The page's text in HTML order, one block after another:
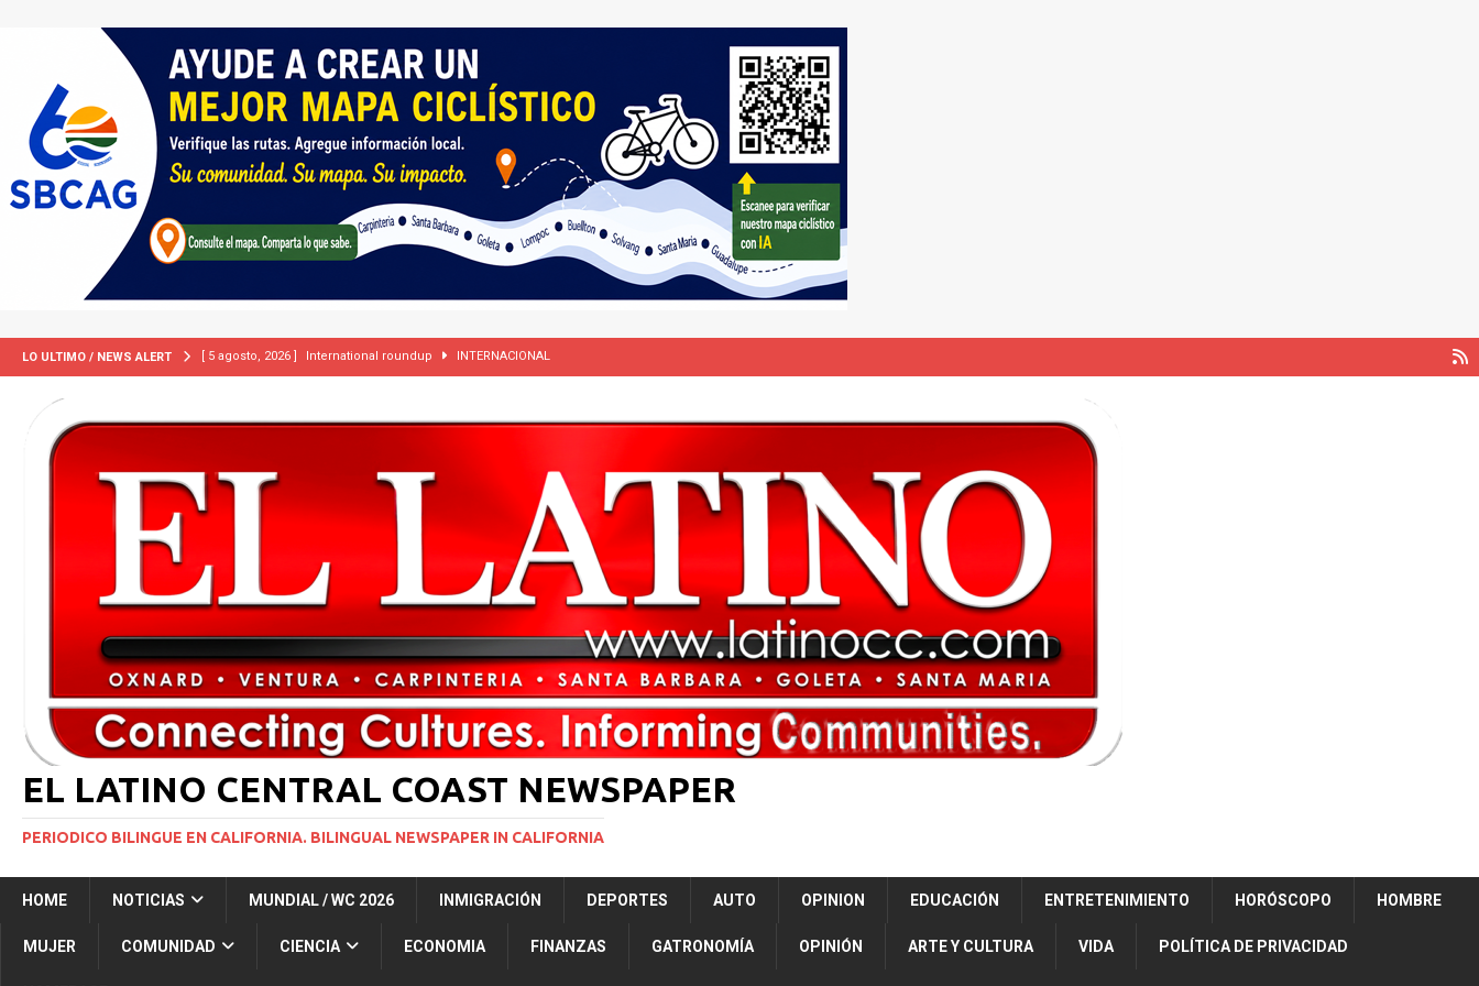
LO ULTIMO / NEWS ALERT [ 5 agosto, 2026 ] International roundup INTERNACIONAL
[ 2 julio, 2024 ] Colombia apaga el ‘efecto Vini’. Brasil 1 – Colombia 1 DEPORTE
Corte Suprema levanta suspensión a ley de Texas que permite a la policía detener a migrantes
INMIGRACIÓN
Potente tormenta invernal desatará la mayor nevada en lo que va del año en California NACIONALES
[ 6 agosto, 2026 ] Trump firma dos medidas ejecutivas para restringir la ciudadanía por nacimiento y el “turismo de parto”
[ 5 agosto, 2026 ] Resumen internacional INTERNACIONAL
EL LATINO CENTRAL COAST NEWSPAPER
PERIODICO BILINGUE EN CALIFORNIA. BILINGUAL NEWSPAPER IN CALIFORNIA
HOME NOTICIAS MUNDIAL / WC 2026 INMIGRACIÓN DEPORTES AUTO OPINION EDUCACIÓN ENTRETENIMIENTO HORÓSCOPO HOMBRE
MUJER COMUNIDAD CIENCIA ECONOMIA FINANZAS GATRONOMÍA OPINIÓN ARTE Y CULTURA VIDA POLÍTICA DE PRIVACIDAD